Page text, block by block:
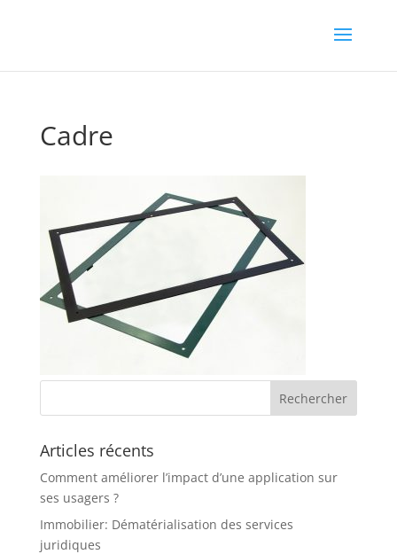
Cadre
Articles récents
Comment améliorer l’impact d’une application sur
ses usagers ?
Immobilier: Dématérialisation des services
juridiques